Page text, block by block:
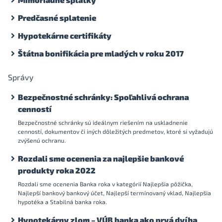
Predčasné splatenie
Hypotekárne certifikáty
Štátna bonifikácia pre mladých v roku 2017
Správy
Bezpečnostné schránky: Spoľahlivá ochrana
cenností
Bezpečnostné schránky sú ideálnym riešením na uskladnenie
cenností, dokumentov či iných dôležitých predmetov, ktoré si vyžadujú
zvýšenú ochranu.
Rozdali sme ocenenia za najlepšie bankové
produkty roka 2022
Rozdali sme ocenenia Banka roka v kategórií Najlepšia pôžička,
Najlepší bankový bankový účet, Najlepší termínovaný vklad, Najlepšia
hypotéka a Stabilná banka roka.
Hypotekárny zlom – VÚB banka ako prvá dvíha